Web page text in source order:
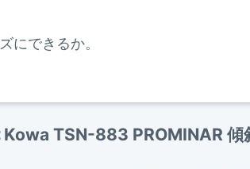
にできるか。
Kowa TSN-883 PROMINAR 傾